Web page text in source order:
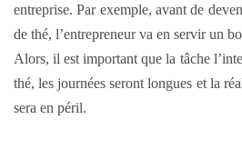
entreprise. Par exemple, avant de
de thé, l’entrepreneur va en servir un
Alors, il est important que la tâche
thé, les journées seront longues et la
sera en péril.